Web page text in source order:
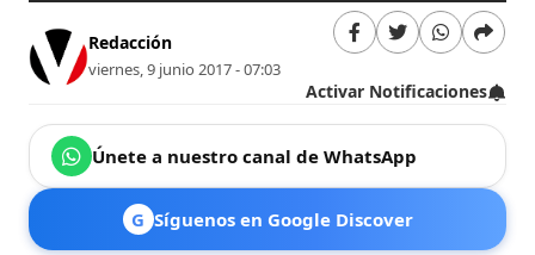
Redacción
viernes, 9 junio 2017 - 07:03
Activar Notificaciones
Únete a nuestro canal de WhatsApp
G Síguenos en Google Discover